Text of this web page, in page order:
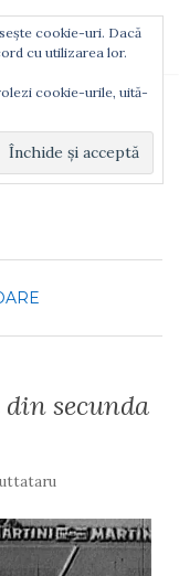
secunda
cookie-uri. Dacă
cu utilizarea lor.
cookie-urile, uită-